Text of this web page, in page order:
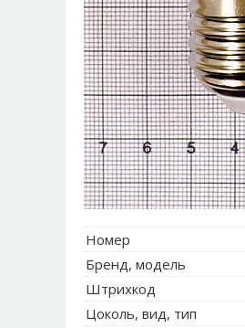
Номер
Бренд, модель
Штрихкод
Цоколь, вид, тип